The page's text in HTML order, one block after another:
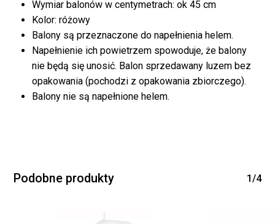
Brak produktów w
koszyku.
Wymiar balonów w centymetrach: ok 45 cm
Kolor: różowy
Balony są przeznaczone do napełnienia helem.
Napełnienie ich powietrzem spowoduje, że balony
nie będą się unosić. Balon sprzedawany luzem bez
opakowania (pochodzi z opakowania zbiorczego).
Balony nie są napełnione helem.
Podobne produkty 1/4